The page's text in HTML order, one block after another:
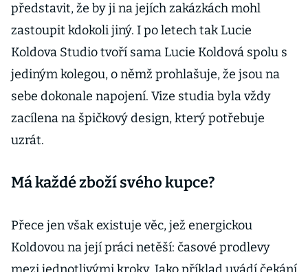
představit, že by ji na jejích zakázkách mohl
zastoupit kdokoli jiný. I po letech tak Lucie
Koldova Studio tvoří sama Lucie Koldová spolu s
jediným kolegou, o němž prohlašuje, že jsou na
sebe dokonale napojení. Vize studia byla vždy
zacílena na špičkový design, který potřebuje
uzrát.
Má každé zboží svého kupce?
Přece jen však existuje věc, jež energickou
Koldovou na její práci netěší: časové prodlevy